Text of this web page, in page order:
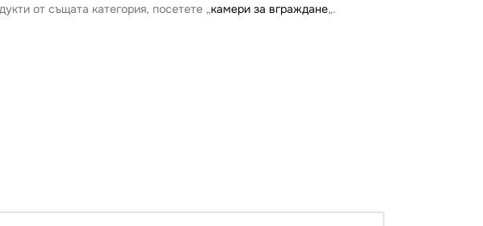
от същата категория, посетете „камери за вграждане„.